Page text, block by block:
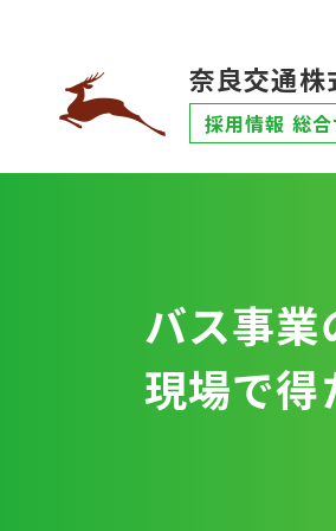
奈良交通株
採用情報 総合
バス事業
現場で得